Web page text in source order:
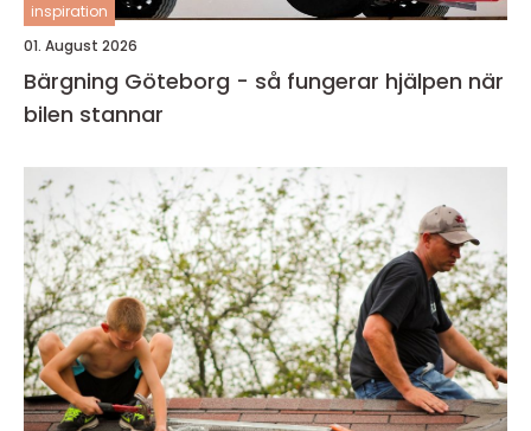
inspiration
01. August 2026
Bärgning Göteborg - så fungerar hjälpen när
bilen stannar